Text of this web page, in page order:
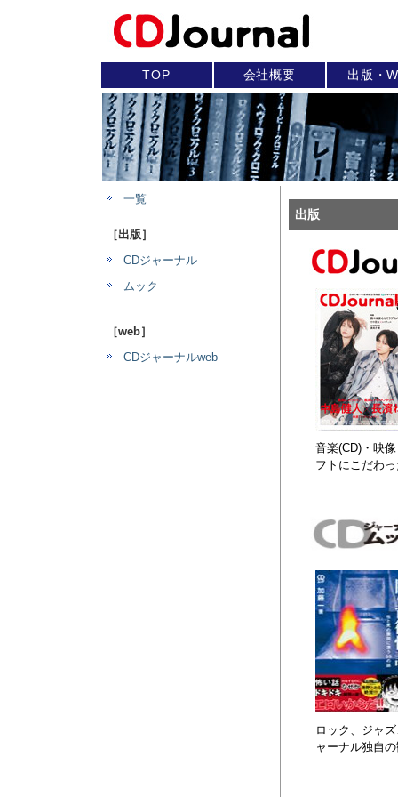
TOP 会社概要 出版・
一覧
［出版］
CDジャーナル
ムック
［web］
CDジャーナルweb
出版
音楽(CD)・映
フトにこだわ
ロック、ジャ
ャーナル独自